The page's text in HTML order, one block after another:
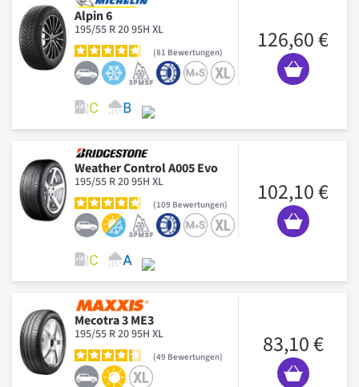
Alpin 6
195/55 R 20 95H XL
81 Bewertungen 126,60 €
Weather Control A005 Evo
195/55 R 20 95H XL
109 Bewertungen 102,10 €
Mecotra 3 ME3
195/55 R 20 95H XL
49 Bewertungen 83,10 €